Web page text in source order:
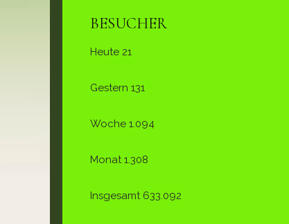
BESUCHER
Heute 21
Gestern 131
Woche 1.094
Monat1.308
Insgesamt 633.092